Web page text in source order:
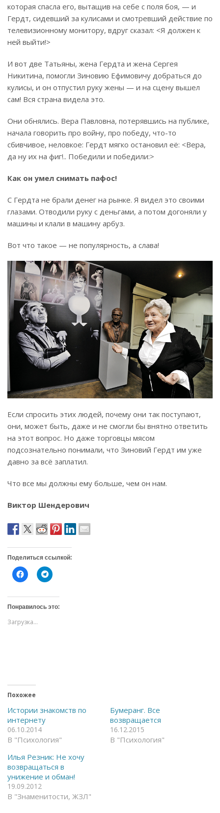
которая спасла его, вытащив на себе с поля боя, — и
Гердт, сидевший за кулисами и смотревший действие по
телевизионному монитору, вдруг сказал: <Я должен к
ней выйти!>
И вот две Татьяны, жена Гердта и жена Сергея
Никитина, помогли Зиновию Ефимовичу добраться до
кулисы, и он отпустил руку жены — и на сцену вышел
сам! Вся страна видела это.
Они обнялись. Вера Павловна, потерявшись на публике,
начала говорить про войну, про победу, что-то
сбивчивое, неловкое: Гердт мягко остановил её: <Вера,
да ну их на фиг!.. Победили и победили:>
Как он умел снимать пафос!
С Гердта не брали денег на рынке. Я видел это своими
глазами. Отводили руку с деньгами, а потом догоняли у
машины и клали в машину арбуз.
Вот что такое — не популярность, а слава!
Если спросить этих людей, почему они так поступают,
они, может быть, даже и не смогли бы внятно ответить
на этот вопрос. Но даже торговцы мясом
подсознательно понимали, что Зиновий Гердт им уже
давно за всё заплатил.
Что все мы должны ему больше, чем он нам.
Виктор Шендерович
Поделиться ссылкой:
Н
а
и
т
е
ч
т
ь
а
F
a
c
e
b
k
(
О
т
к
р
ы
Н
а
и
т
е
с
я
l
r
a
m
к
Понравилось это:
Загрузка...
Похожее
Истории знакомств по
интернету
06.10.2014
В "Психология"
Бумеранг. Все
возвращается
16.12.2015
В "Психология"
Илья Резник: Не хочу
возвращаться в
унижение и обман!
19.09.2012
В "Знаменитости, ЖЗЛ"